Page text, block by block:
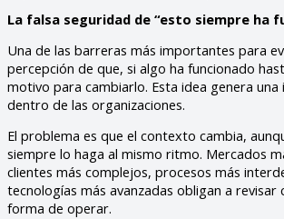
La falsa seguridad de “esto siempre ha
Una de las barreras más importantes para
percepción de que, si algo ha funcionado
motivo para cambiarlo. Esta idea genera una
dentro de las organizaciones.
El problema es que el contexto cambia,
siempre lo haga al mismo ritmo. Mercados
clientes más complejos, procesos más
tecnologías más avanzadas obligan a revisar
forma de operar.